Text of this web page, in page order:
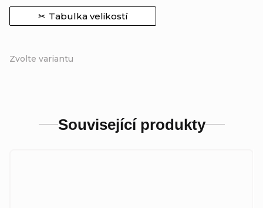
Zvolte variantu
Tabulka velikostí
Související produkty